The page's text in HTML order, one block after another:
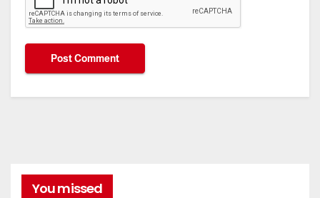
You missed